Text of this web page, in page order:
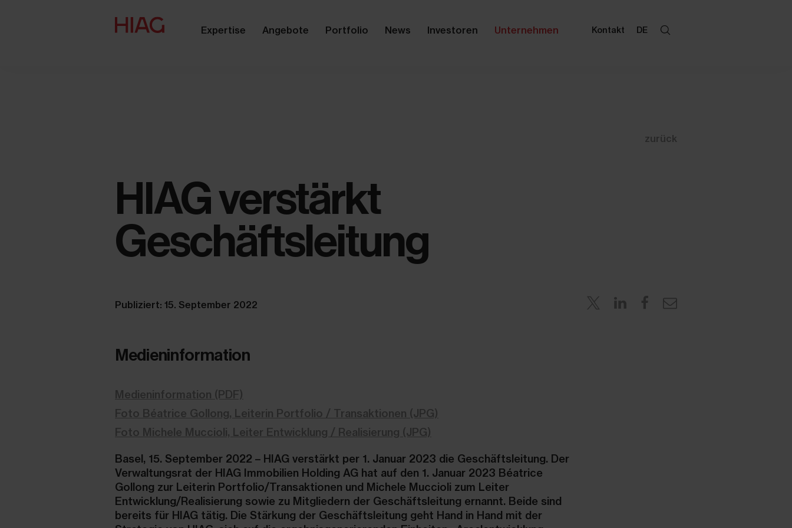
Expertise Angebote Portfolio News Investoren Unternehmen Kontakt DE
zurück
HIAG verstärkt
Geschäftsleitung
Publiziert: 15. September 2022
Medieninformation
Medieninformation (PDF)
Foto Béatrice Gollong, Leiterin Portfolio / Transaktionen (JPG)
Foto Michele Muccioli, Leiter Entwicklung / Realisierung (JPG)
Basel, 15. September 2022 – HIAG verstärkt per 1. Januar 2023 die Geschäftsleitung. Der
Verwaltungsrat der HIAG Immobilien Holding AG hat auf den 1. Januar 2023 Béatrice
Gollong zur Leiterin Portfolio/Transaktionen und Michele Muccioli zum Leiter
Entwicklung/Realisierung sowie zu Mitgliedern der Geschäftsleitung ernannt. Beide sind
bereits für HIAG tätig. Die Stärkung der Geschäftsleitung geht Hand in Hand mit der